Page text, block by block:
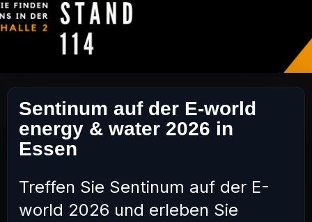
Sentinum auf der E-world
energy & water 2026 in
Essen
Treffen Sie Sentinum auf der E-
world 2026 und erleben Sie